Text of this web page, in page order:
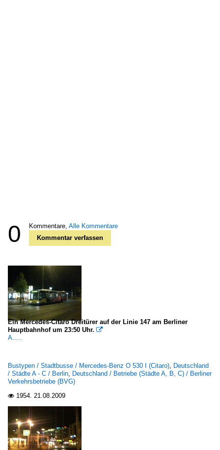
0 Kommentare, Alle Kommentare
Kommentar verfassen
Ein Mercedes-Citaro Dreitürer auf der Linie 147 am Berliner
Hauptbahnhof um 23:50 Uhr. 
A.....
Bustypen / Stadtbusse / Mercedes-Benz O 530 I (Citaro), Deutschland
/ Städte A - C / Berlin, Deutschland / Betriebe (Städte A, B, C) / Berliner
Verkehrsbetriebe (BVG)
 1954. 21.08.2009